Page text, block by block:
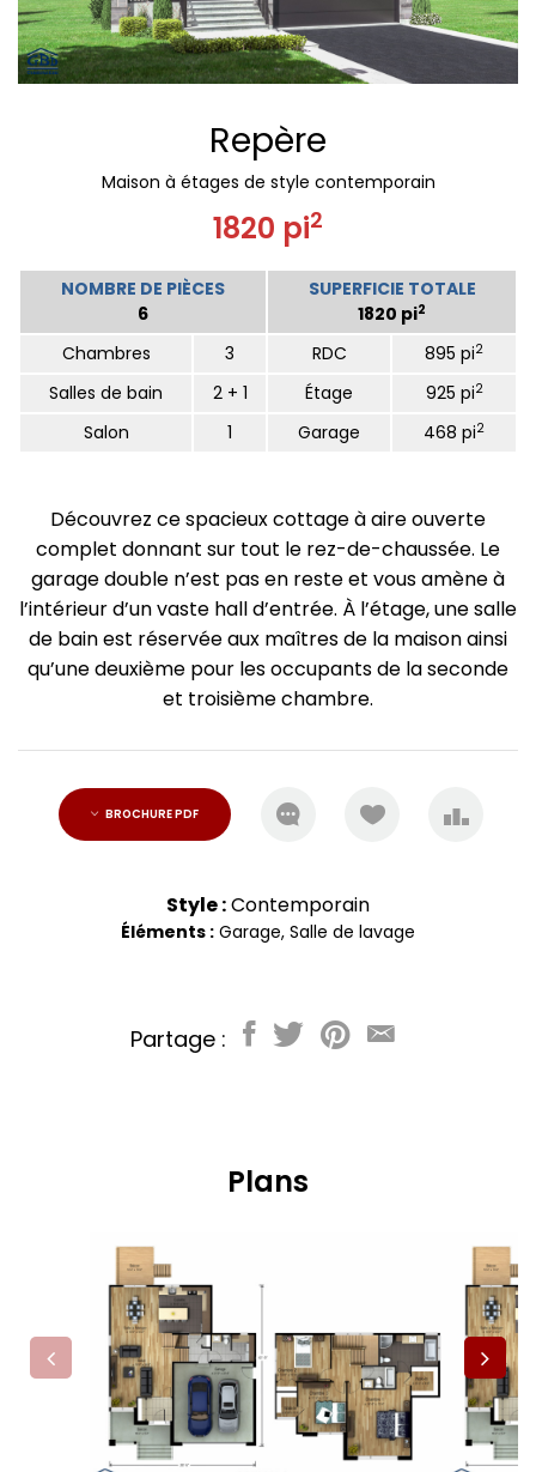
Repère
Maison à étages de style contemporain
1820 pi2
NOMBRE DE PIÈCES
6
SUPERFICIE TOTALE
1820 pi2
Chambres 3 RDC 895 pi2
Salles de bain 2 + 1 Étage 925 pi2
Salon 1 Garage 468 pi2
Découvrez ce spacieux cottage à aire ouverte
complet donnant sur tout le rez-de-chaussée. Le
garage double n’est pas en reste et vous amène à
l’intérieur d’un vaste hall d’entrée. À l’étage, une salle
de bain est réservée aux maîtres de la maison ainsi
qu’une deuxième pour les occupants de la seconde
et troisième chambre.
BROCHURE PDF
Style :Contemporain
Éléments : Garage, Salle de lavage
Partage :
Plans